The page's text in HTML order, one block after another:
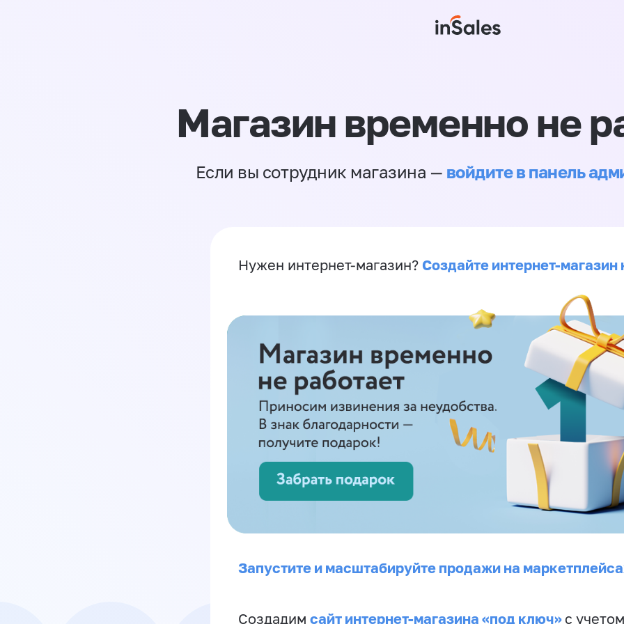
Магазин временно не
Если вы сотрудник магазина — войдите в панель
Нужен интернет-магазин? Создайте интернет-магазин
Запустите и масштабируйте продажи на
Создадим сайт интернет-магазина «под ключ» с учетом